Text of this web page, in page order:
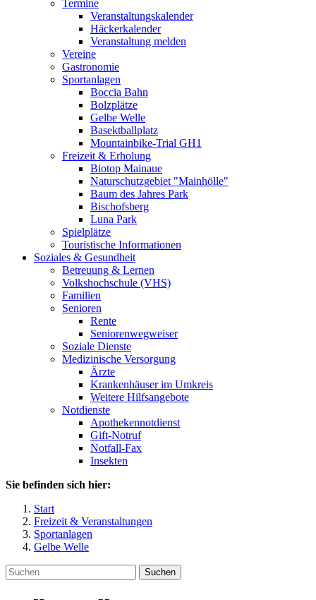
Termine
Veranstaltungskalender
Häckerkalender
Veranstaltung melden
Vereine
Gastronomie
Sportanlagen
Boccia Bahn
Bolzplätze
Gelbe Welle
Basektballplatz
Mountainbike-Trial GH1
Freizeit & Erholung
Biotop Mainaue
Naturschutzgebiet "Mainhölle"
Baum des Jahres Park
Bischofsberg
Luna Park
Spielplätze
Touristische Informationen
Soziales & Gesundheit
Betreuung & Lernen
Volkshochschule (VHS)
Familien
Senioren
Rente
Seniorenwegweiser
Soziale Dienste
Medizinische Versorgung
Ärzte
Krankenhäuser im Umkreis
Weitere Hilfsangebote
Notdienste
Apothekennotdienst
Gift-Notruf
Notfall-Fax
Insekten
Sie befinden sich hier:
Start
Freizeit & Veranstaltungen
Sportanlagen
Gelbe Welle
Suchen